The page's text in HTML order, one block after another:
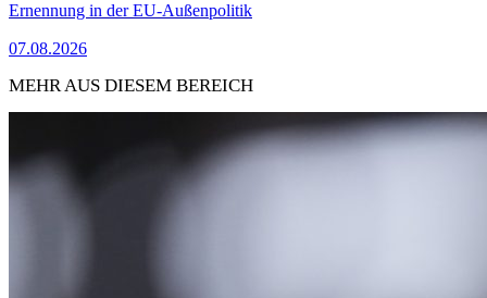
Ernennung in der EU-Außenpolitik
07.08.2026
MEHR AUS DIESEM BEREICH